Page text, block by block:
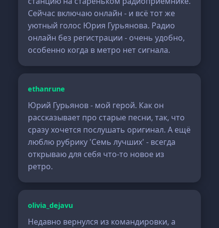
Сейчас включаю онлайн - и всё тот же
уютный голос Юрия Гурьянова. Радио
онлайн без регистрации - очень удобно,
особенно когда в метро нет сигнала.
ethanrune
Юрий Гурьянов - мой герой. Как он
рассказывает про старые песни, так, что
сразу хочется послушать оригинал. А ещё
люблю рубрику 'Семь лучших' - всегда
открываю для себя что-то новое из
ретро.
olivia_dejavu
Недавно вернулся из командировки, а